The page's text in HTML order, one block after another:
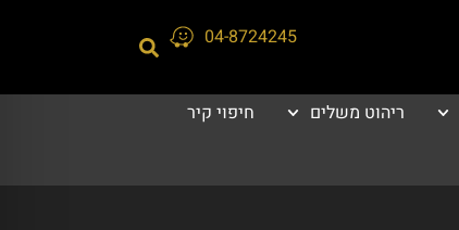
04-8724245
ריהוט משלים
חיפוי קיר